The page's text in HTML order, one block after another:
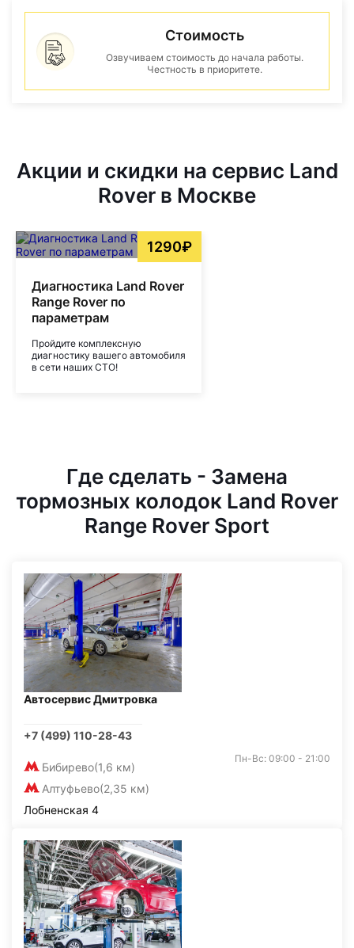
Стоимость
Озвучиваем стоимость до начала работы.
Честность в приоритете.
Акции и скидки на сервис Land
Rover в Москве
1290₽
Диагностика Land Rover
Range Rover по
параметрам
Пройдите комплексную
диагностику вашего автомобиля
в сети наших СТО!
Где сделать - Замена
тормозных колодок Land Rover
Range Rover Sport
Автосервис Дмитровка
+7 (499) 110-28-43
Бибирево(1,6 км)
Алтуфьево(2,35 км)
Пн-Вс: 09:00 - 21:00
Лобненская 4